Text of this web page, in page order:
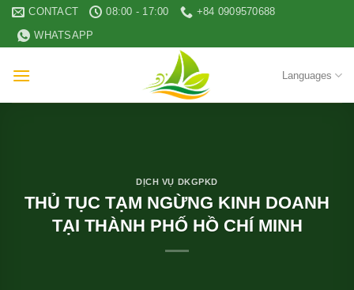
Skip
content
CONTACT 08:00 - 17:00
+84 0909570688
WHATSAPP
Languages
DỊCH VỤ DKGPKD
THỦ TỤC TẠM NGỪNG KINH DOANH
TẠI THÀNH PHỐ HỒ CHÍ MINH